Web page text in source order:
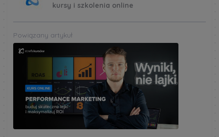
kursy i szkolenia online
Powiązany artykuł